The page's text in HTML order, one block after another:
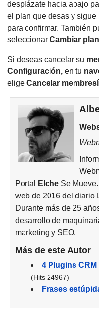
desplázate hacia abajo
el plan que desas y
para confirmar. También
seleccionar Cambiar
Si deseas cancelar su
Configuración, en tu
elige Cancelar
Portal
Elche Se
web de 2016 del diario
Durante más de 25
desarrollo de
marketing y SEO.
Más de este Autor
4 Plugins
(Hits 24967)
Frases